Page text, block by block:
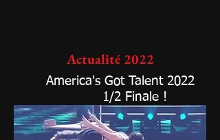
Actualité 2022
America's Got Talent 2022
1/2 Finale !